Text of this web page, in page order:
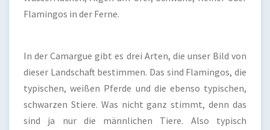
Flamingos in der Ferne.
In der Camargue gibt es drei Arten, die unser Bild von
dieser Landschaft bestimmen. Das sind Flamingos, die
typischen, weißen Pferde und die ebenso typischen,
schwarzen Stiere. Was nicht ganz stimmt, denn das
sind ja nur die männlichen Tiere. Also typisch